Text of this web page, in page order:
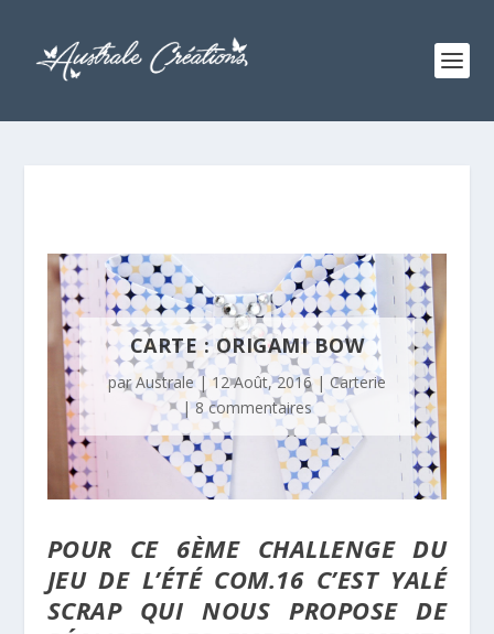
CARTE : ORIGAMI BOW
parAustrale|12 Août, 2016| Carterie
|8 commentaires
POUR CE 6ÈME CHALLENGE DU
JEU DE L’ÉTÉ COM.16 C’EST YALÉ
SCRAPQUI NOUS PROPOSE DE